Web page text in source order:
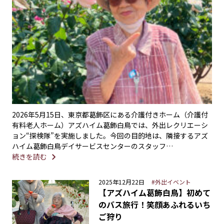
2026年5月15日、東京都葛飾区にある介護付きホーム（介護付
有料老人ホーム）アズハイム葛飾白鳥では、外出レクリエーシ
ョン“探検隊”を実施しました。今回の目的地は、隣接するアズ
ハイム葛飾白鳥デイサービスセンターのスタッフ…
続きを読む
2025年12月22日 #外出イベント
【アズハイム葛飾白鳥】初めて
のバス旅行！笑顔あふれるいち
ご狩り